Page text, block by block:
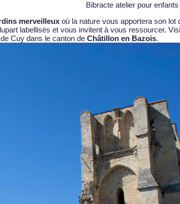
Bibracte atelier pour enfants
merveilleux où la nature vous apportera son lot
labellisés et vous invitent à vous ressourcer.
Cuy dans le canton de Châtillon en Bazois.